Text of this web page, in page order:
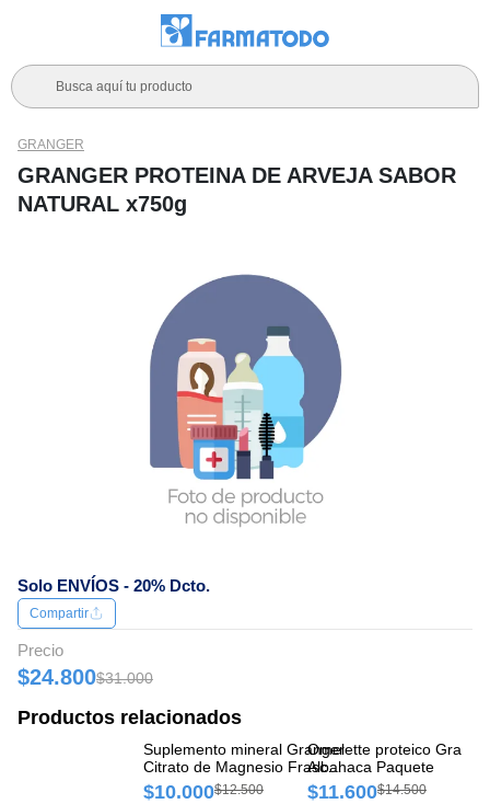
Busca aquí tu producto
Solo ENVÍOS - 20% Dcto.
GRANGER
GRANGER PROTEINA DE ARVEJA SABOR
NATURAL x750g
Compartir
Precio
$24.800$31.000
Productos relacionados
Suplemento mineral Granger
Citrato de Magnesio Frasco x
144 gr
$10.000$12.500
Omelette proteico
Albahaca Paquete
$11.600$14.500